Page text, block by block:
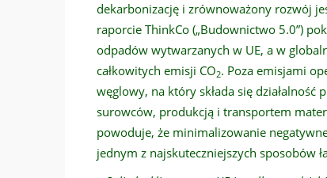
dekarbonizację i zrównoważony rozwój
raporcie ThinkCo („Budownictwo 5.0”)
odpadów wytwarzanych w UE, a w
całkowitych emisji CO2. Poza emisjami
węglowy, na który składa się
surowców, produkcją i transportem
powoduje, że minimalizowanie
jednym z najskuteczniejszych sposobów